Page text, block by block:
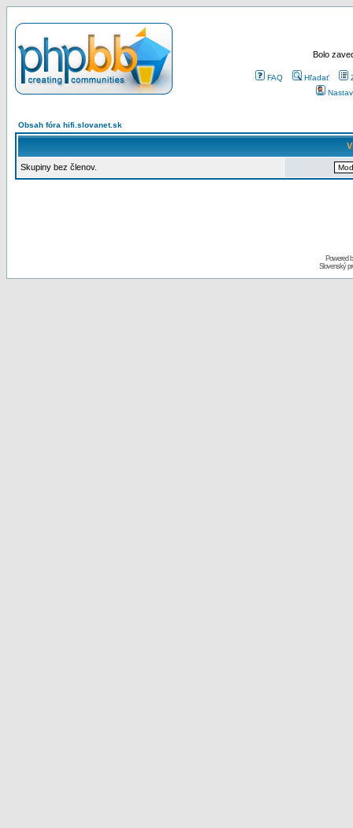
Bolo
FAQ Hľadať
Obsah fóra hifi.slovanet.sk
Skupiny bez členov.
Powered
Slovenský